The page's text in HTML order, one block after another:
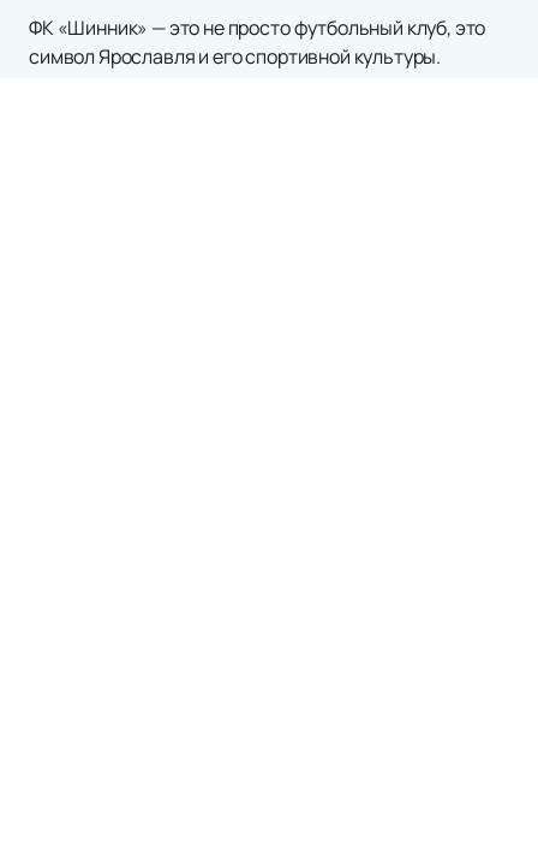
ФК «Шинник» — это не просто футбольный клуб, это
символ Ярославля и его спортивной культуры.